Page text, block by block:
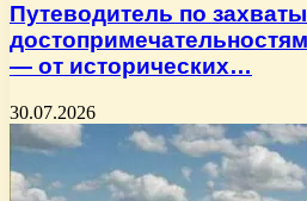
Путеводитель по
— от исторических…
30.07.2026